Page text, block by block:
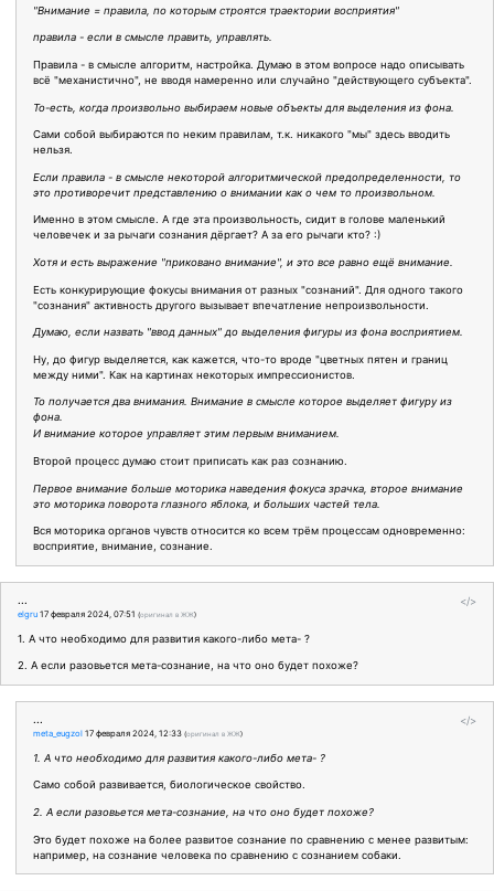
"Внимание = правила, по которым строятся траектории восприятия"
правила - если в смысле править, управлять.
Правила - в смысле алгоритм, настройка. Думаю в этом вопросе надо описывать
всё "механистично", не вводя намеренно или случайно "действующего субъекта".
То-есть, когда произвольно выбираем новые объекты для выделения из фона.
Сами собой выбираются по неким правилам, т.к. никакого "мы" здесь вводить
нельзя.
Если правила - в смысле некоторой алгоритмической предопределенности, то
это противоречит представлению о внимании как о чем то произвольном.
Именно в этом смысле. А где эта произвольность, сидит в голове маленький
человечек и за рычаги сознания дёргает? А за его рычаги кто? :)
Хотя и есть выражение "приковано внимание", и это все равно ещё внимание.
Есть конкурирующие фокусы внимания от разных "сознаний". Для одного такого
"сознания" активность другого вызывает впечатление непроизвольности.
Думаю, если назвать "ввод данных" до выделения фигуры из фона восприятием.
Ну, до фигур выделяется, как кажется, что-то вроде "цветных пятен и границ
между ними". Как на картинах некоторых импрессионистов.
То получается два внимания. Внимание в смысле которое выделяет фигуру из
фона.
И внимание которое управляет этим первым вниманием.
Второй процесс думаю стоит приписать как раз сознанию.
Первое внимание больше моторика наведения фокуса зрачка, второе внимание
это моторика поворота глазного яблока, и больших частей тела.
Вся моторика органов чувств относится ко всем трём процессам одновременно:
восприятие, внимание, сознание.
</>
...
elgru 17 февраля 2024, 07:51 (оригинал в ЖЖ)
1. А что необходимо для развития какого-либо мета- ?
2. А если разовьется мета-сознание, на что оно будет похоже?
</>
...
meta_eugzol 17 февраля 2024, 12:33 (оригинал в ЖЖ)
1. А что необходимо для развития какого-либо мета- ?
Само собой развивается, биологическое свойство.
2. А если разовьется мета-сознание, на что оно будет похоже?
Это будет похоже на более развитое сознание по сравнению с менее развитым:
например, на сознание человека по сравнению с сознанием собаки.